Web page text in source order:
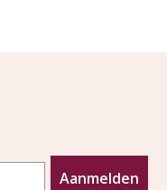
Aanmelden